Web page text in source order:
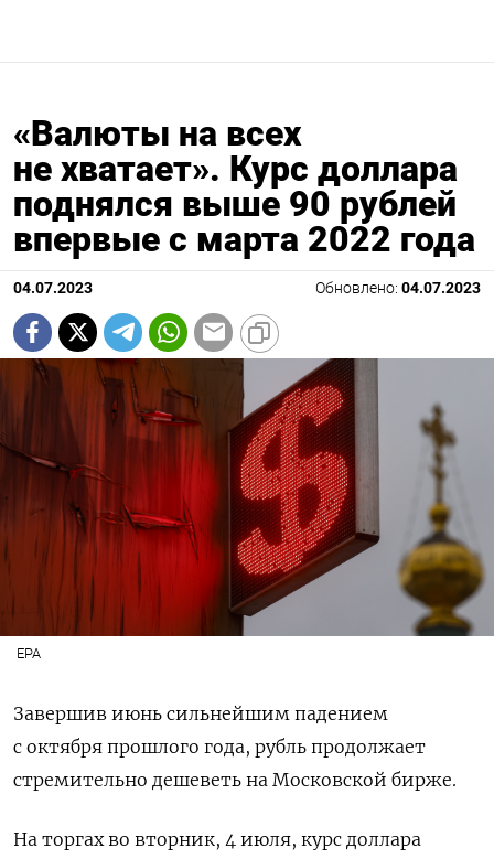
«Валюты на всех
не хватает». Курс доллара
поднялся выше 90 рублей
впервые с марта 2022 года
04.07.2023 Обновлено: 04.07.2023
EPA
Завершив июнь сильнейшим падением
с октября прошлого года, рубль продолжает
стремительно дешеветь на Московской бирже.
На торгах во вторник, 4 июля, курс доллара